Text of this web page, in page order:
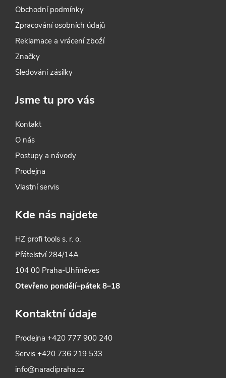
Obchodní podmínky
Zpracování osobních údajů
Reklamace a vrácení zboží
Značky
Sledování zásilky
Jsme tu pro vás
Kontakt
O nás
Postupy a návody
Prodejna
Vlastní servis
Kde nás najdete
HZ profi tools s. r. o.
Přátelství 284/14A
104 00 Praha-Uhříněves
Otevřeno pondělí–pátek 8–18
Kontaktní údaje
Prodejna+420 777 900 240
Servis+420 736 219 533
info@naradipraha.cz